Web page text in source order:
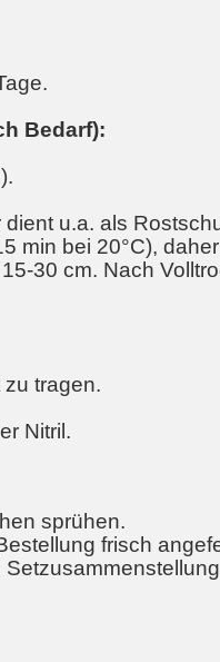
Bedarf):
u.a. als
min bei 20°C),
30 cm. Nach
tragen.
Nitril.
sprühen.
frisch